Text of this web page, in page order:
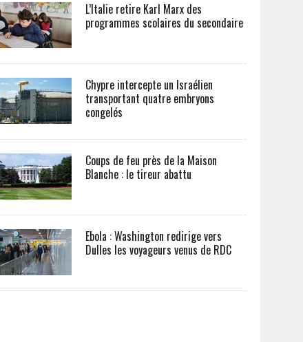
L’Italie retire Karl Marx des
programmes scolaires du secondaire
Chypre intercepte un Israélien
transportant quatre embryons
congelés
Coups de feu près de la Maison
Blanche : le tireur abattu
Ebola : Washington redirige vers
Dulles les voyageurs venus de RDC